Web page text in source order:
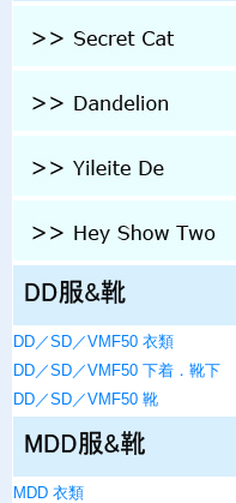
DD／SD／VMF50 衣類
DD／SD／VMF50 下着．靴下
DD／SD／VMF50 靴
MDD 衣類